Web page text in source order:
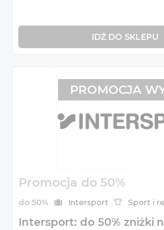
IDŹ DO SKLEPU
Promocja do 50%
do 50% Intersport Sport i
Intersport: do 50% zniżki
PROMOCJA